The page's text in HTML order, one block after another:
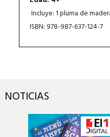
Incluye: 1 pluma de
ISBN: 978-987-637-124-7
NOTICIAS